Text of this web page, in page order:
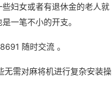
妇女或者有退休金的老人就
一笔不小的开支。
随时交流 。
无需对麻将机进行复杂安装操